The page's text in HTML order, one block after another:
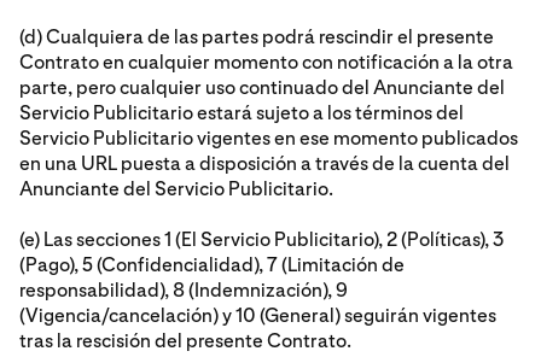
(d) Cualquiera de las partes podrá rescindir el presente
Contrato en cualquier momento con notificación a la otra
parte, pero cualquier uso continuado del Anunciante del
Servicio Publicitario estará sujeto a los términos del
Servicio Publicitario vigentes en ese momento publicados
en una URL puesta a disposición a través de la cuenta del
Anunciante del Servicio Publicitario.
(e) Las secciones 1 (El Servicio Publicitario), 2 (Políticas), 3
(Pago), 5 (Confidencialidad), 7 (Limitación de
responsabilidad), 8 (Indemnización), 9
(Vigencia/cancelación) y 10 (General) seguirán vigentes
tras la rescisión del presente Contrato.